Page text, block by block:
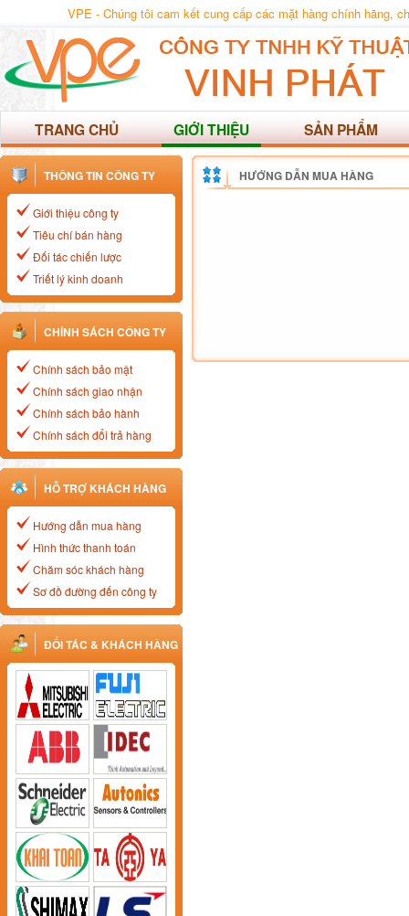
VPE - Chúng tôi cam kết cung cấp các mặt hàng chính hãng,
TRANG CHỦ GIỚI THIỆU SẢN PHẨM
THÔNG TIN CÔNG TY
Giới thiệu công ty
Tiêu chí bán hàng
Đối tác chiến lược
Triết lý kinh doanh
CHÍNH SÁCH CÔNG TY
Chính sách bảo mật
Chính sách giao nhận
Chính sách bảo hành
Chính sách đổi trả hàng
HỖ TRỢ KHÁCH HÀNG
Hướng dẫn mua hàng
Hình thức thanh toán
Chăm sóc khách hàng
Sơ đồ đường đến công ty
ĐỐI TÁC & KHÁCH HÀNG
HƯỚNG DẪN MUA HÀNG